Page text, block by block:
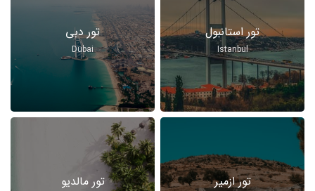
تور استانبول
Istanbul
تور دبی
Dubai
تور ازمیر تور مالدیو